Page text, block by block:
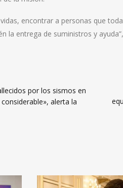
encontrar a personas que
la entrega de suministros y
por los sismos en
alerta la